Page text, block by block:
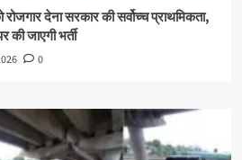
देना सरकार की सर्वोच्च प्राथमिकता,
की जाएगी भर्ती
0